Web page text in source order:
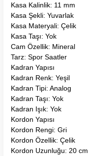
Kasa Kalinlik: 11 mm
Kasa Şekli: Yuvarlak
Kasa Materyali: Çelik
Kasa Taşı: Yok
Cam Özellik: Mineral
Tarz: Spor Saatler
Kadran Yapısı
Kadran Renk: Yeşil
Kadran Tipi: Analog
Kadran Taşı: Yok
Kadran Işık: Yok
Kordon Yapısı
Kordon Rengi: Gri
Kordon Özellik: Çelik
Kordon Uzunluğu: 20 cm